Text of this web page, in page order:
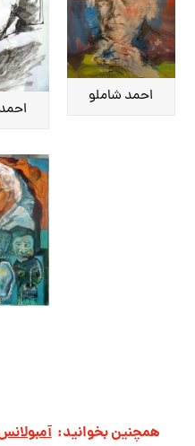
احمد شاملو
همچنین بخوانید: